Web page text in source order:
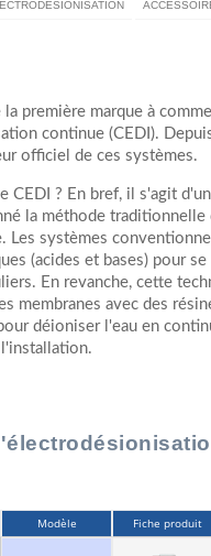
la première marque à
continue (CEDI).
officiel de ces systèmes.
CEDI ? En bref, il s'agit
la méthode traditionnelle
Les systèmes
(acides et bases) pour se
En revanche, cette
membranes avec des
déioniser l'eau en
Modèle Fiche produit